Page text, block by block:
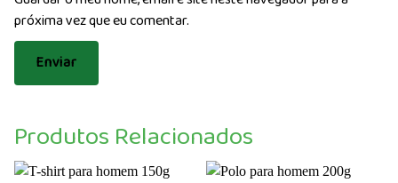
próxima vez que eu comentar.
Produtos Relacionados